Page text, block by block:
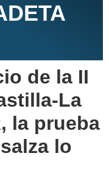
de la II
La
la prueba
lo